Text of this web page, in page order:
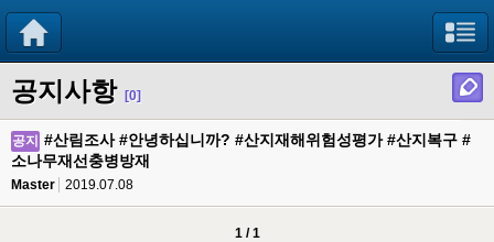
공지사항 [0]
공지
#산림조사 #안녕하십니까? #산지재해위험성평가 #산지복구 #
소나무재선충병방재
Master 2019.07.08
1 / 1